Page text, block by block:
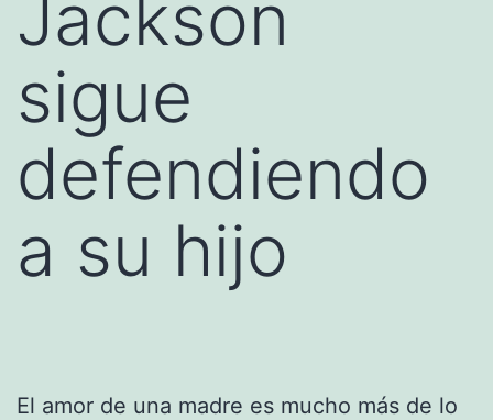
Jackson
sigue
defendiendo
a su hijo
El amor de una madre es mucho más de lo